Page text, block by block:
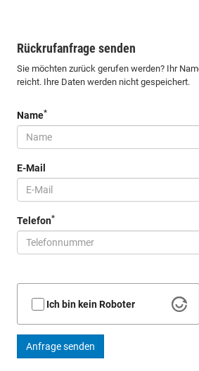
Rückrufanfrage senden
Sie möchten zurück gerufen werden? Ihr
reicht. Ihre Daten werden nicht gespeichert.
Name*
E-Mail
Telefon*
Ich bin kein Roboter
Anfrage senden